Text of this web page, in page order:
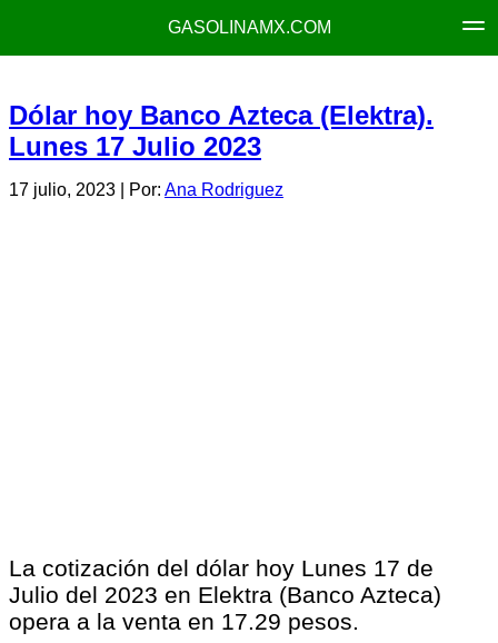
GASOLINAMX.COM
Dólar hoy Banco Azteca (Elektra).
Lunes 17 Julio 2023
17 julio, 2023 | Por: Ana Rodriguez
La cotización del dólar hoy Lunes 17 de
Julio del 2023 en Elektra (Banco Azteca)
opera a la venta en 17.29 pesos.